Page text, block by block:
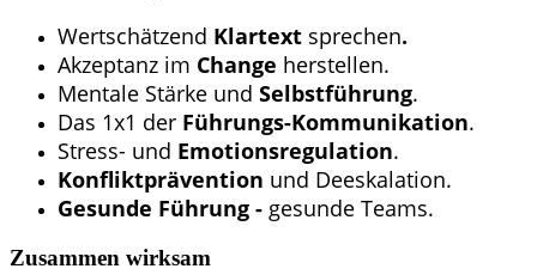
Wertschätzend Klartext sprechen.
Akzeptanz im Change herstellen.
Mentale Stärke und Selbstführung.
Das 1x1 der Führungs-Kommunikation.
Stress- und Emotionsregulation.
Konfliktprävention und Deeskalation.
Gesunde Führung - gesunde Teams.
Zusammen wirksam